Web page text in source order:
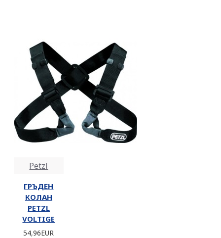
Petzl
ГРЪДЕН
КОЛАН
PETZL
VOLTIGE
54,96EUR